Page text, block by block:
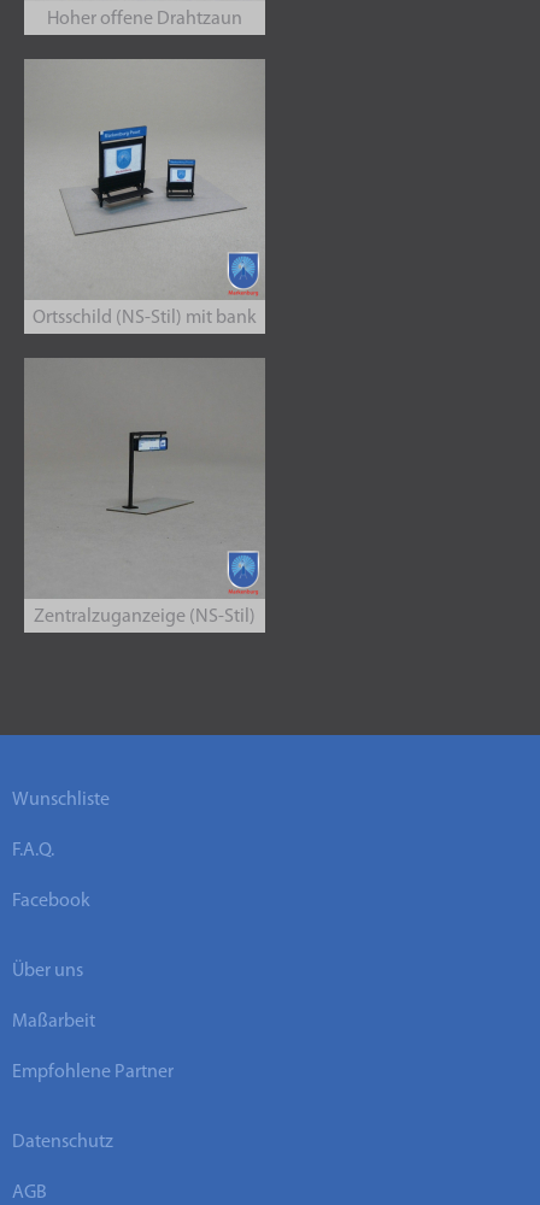
Hoher offene Drahtzaun
Ortsschild (NS-Stil) mit bank
Zentralzuganzeige (NS-Stil)
Wunschliste
F.A.Q.
Facebook
Über uns
Maßarbeit
Empfohlene Partner
Datenschutz
AGB